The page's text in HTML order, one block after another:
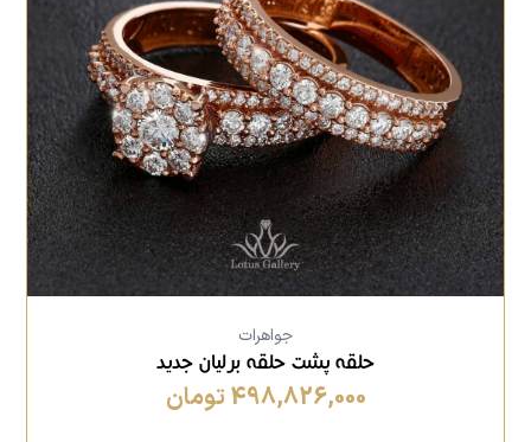
جواهرات
حلقه پشت حلقه برلیان جدید
498,826,000 تومان